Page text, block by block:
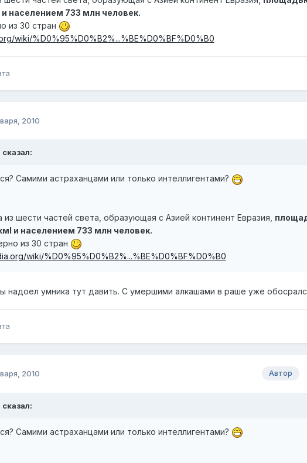
и населением 733 млн человек.
из 30 стран
wiki/%D0%95%D0%B2%...%BE%D0%BF%D0%B0
2010
Самими астраханцами или только интеллигентами?
шести частей света, образующая с Азией континент Евразия,
и населением 733 млн человек.
из 30 стран
wiki/%D0%95%D0%B2%...%BE%D0%BF%D0%B0
надоел умника тут давить. С умершими алкашами в раше уже
Автор
2010
Самими астраханцами или только интеллигентами?